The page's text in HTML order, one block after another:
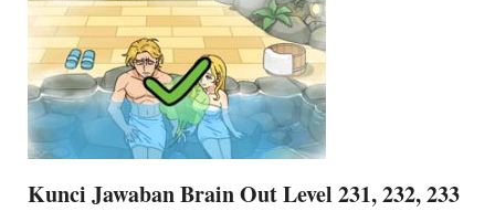
Kunci Jawaban Brain Out Level 231, 232, 233